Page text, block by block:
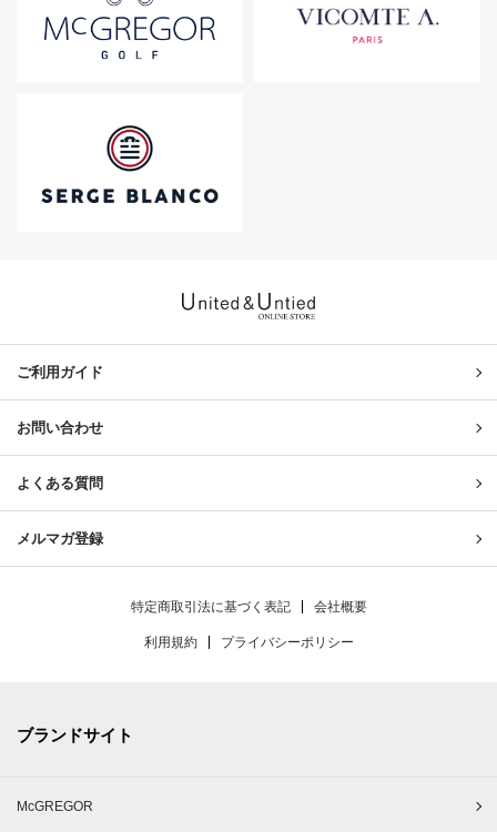
ご利用ガイド
お問い合わせ
よくある質問
メルマガ登録
特定商取引法に基づく表記 会社概要
利用規約 プライバシーポリシー
ブランドサイト
McGREGOR